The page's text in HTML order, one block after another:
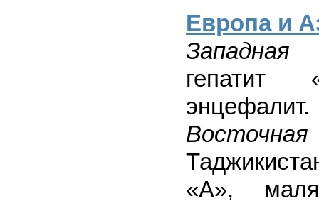
Европа и
Западная
гепатит
энцефалит.
«А»,